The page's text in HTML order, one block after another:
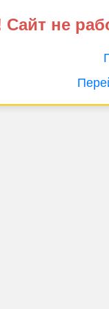
не